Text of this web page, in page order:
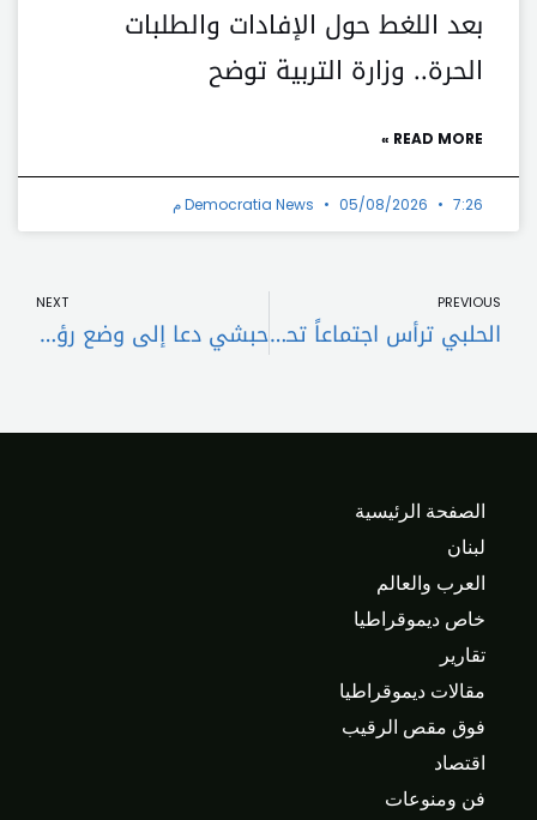
بعد اللغط حول الإفادات والطلبات
الحرة.. وزارة التربية توضح
READ MORE »
Democratia News 05/08/2026 7:26 م
PREVIOUS
الحلبي ترأس اجتماعاً تحضيراً لجلسة المال
NEXT
حبشي دعا إلى وضع رؤية للقطاع التربوي وتنظيمه بنيويًّا
الصفحة الرئيسية
لبنان
العرب والعالم
خاص ديموقراطيا
تقارير
مقالات ديموقراطيا
فوق مقص الرقيب
اقتصاد
فن ومنوعات